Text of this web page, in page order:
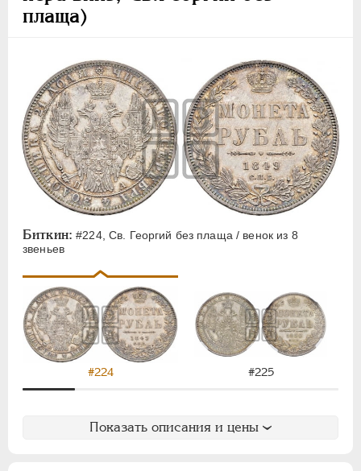
плаща)
Биткин: #224, Св. Георгий без плаща / венок из 8
звеньев
#224 #225
Показать описания и цены